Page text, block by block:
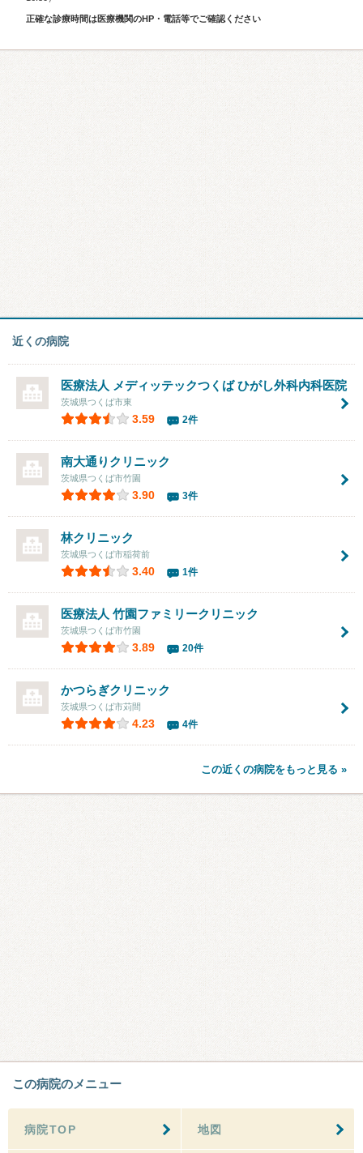
正確な診療時間は医療機関のHP・電話等でご確認ください
近くの病院
医療法人 メディッテックつくば ひがし外科内科医院
茨城県つくば市東
3.59 2件
南大通りクリニック
茨城県つくば市竹園
3.90 3件
林クリニック
茨城県つくば市稲荷前
3.40 1件
医療法人 竹園ファミリークリニック
茨城県つくば市竹園
3.89 20件
かつらぎクリニック
茨城県つくば市苅間
4.23 4件
この近くの病院をもっと見る »
この病院のメニュー
病院TOP 地図